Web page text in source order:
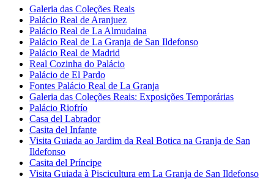
Galeria das Coleções Reais
Palácio Real de Aranjuez
Palácio Real de La Almudaina
Palácio Real de La Granja de San Ildefonso
Palácio Real de Madrid
Real Cozinha do Palácio
Palácio de El Pardo
Fontes Palácio Real de La Granja
Galeria das Coleções Reais: Exposições Temporárias
Palácio Riofrío
Casa del Labrador
Casita del Infante
Visita Guiada ao Jardim da Real Botica na Granja de San
Ildefonso
Casita del Príncipe
Visita Guiada à Piscicultura em La Granja de San Ildefonso